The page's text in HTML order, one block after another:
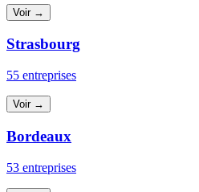
Voir →
Strasbourg
55 entreprises
Voir →
Bordeaux
53 entreprises